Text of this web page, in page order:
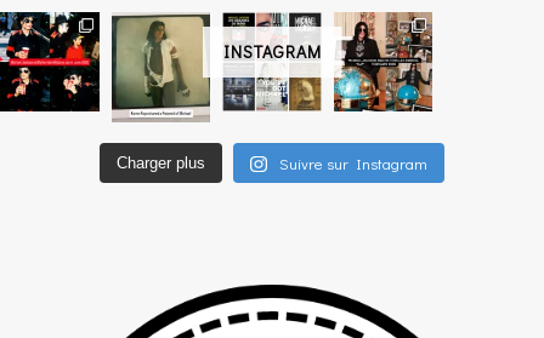
INSTAGRAM
Charger plus Suivre sur Instagram